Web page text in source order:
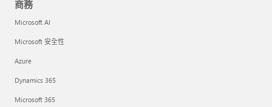
商務
Microsoft AI
Microsoft 安全性
Azure
Dynamics 365
Microsoft 365